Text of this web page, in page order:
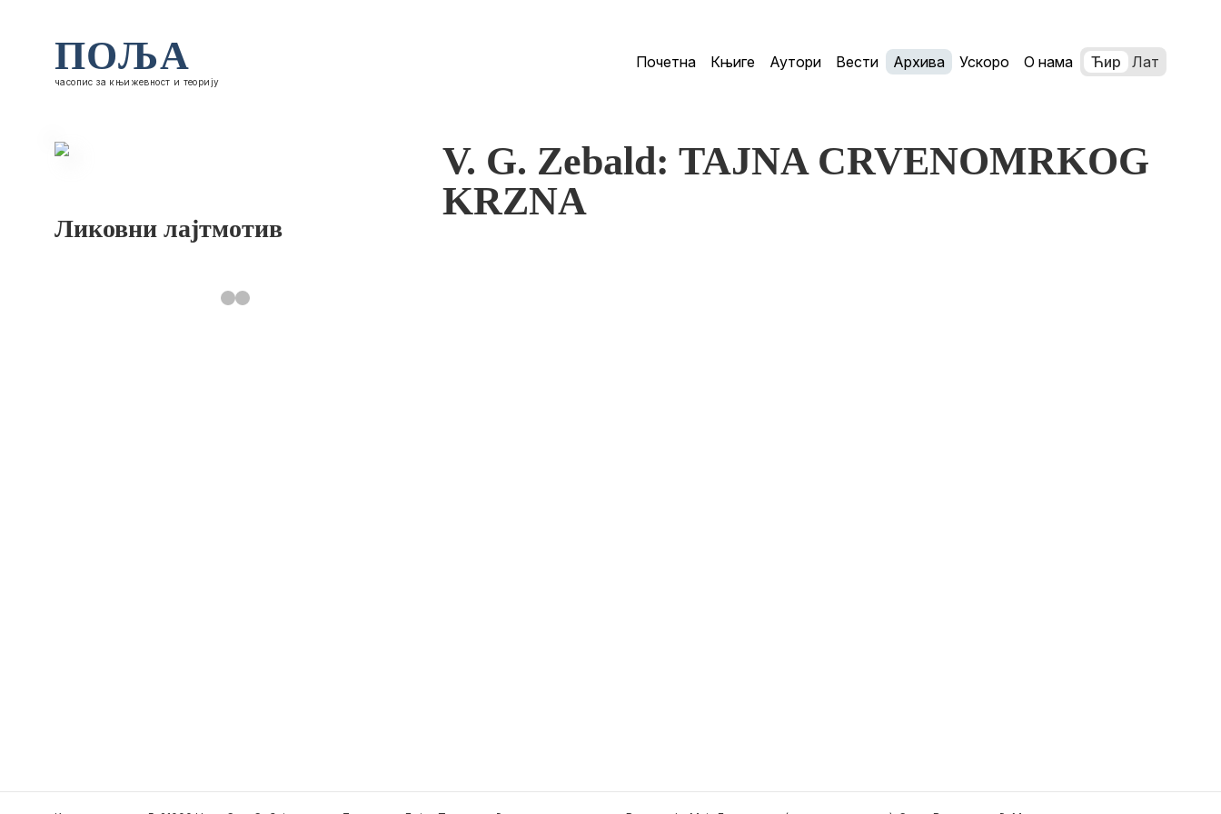
ПОЉА
часопис за књижевност и теорију
Почетна Књиге Аутори Вести Архива Ускоро О нама Ћир Лат
Ликовни лајтмотив
V. G. Zebald: TAJNA CRVENOMRKOG
KRZNA